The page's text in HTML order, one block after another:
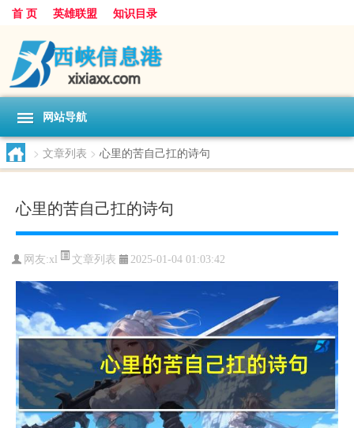
首 页 英雄联盟 知识目录
网站导航
> 文章列表 > 心里的苦自己扛的诗句
心里的苦自己扛的诗句
网友:xl 文章列表 2025-01-04 01:03:42